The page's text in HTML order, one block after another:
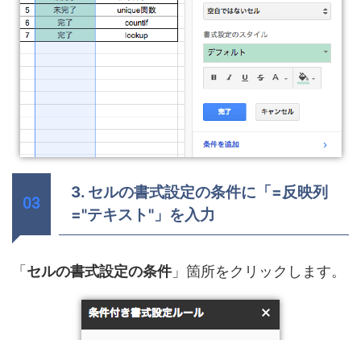
3. セルの書式設定の条件に「=反映列
="テキスト"」を入力
「 セルの書式設定の条件」箇所をクリックします。